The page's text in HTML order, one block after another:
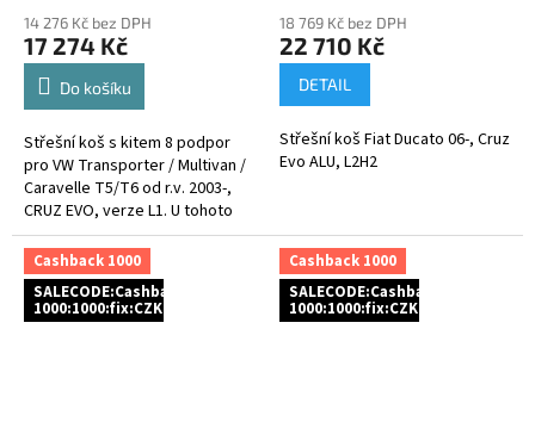
platbu předem
14 276 Kč bez DPH
17 274 Kč
Do košíku
Střešní koš s kitem 8 podpor
pro VW Transporter / Multivan /
Caravelle T5/T6 od r.v. 2003-,
CRUZ EVO, verze L1. U tohoto
produktu nabízíme
1.000Kč cashback za platbu...
18 769 Kč bez DPH
22 710 Kč
DETAIL
Střešní koš Fiat Ducato 06-, Cruz
Evo ALU, L2H2
Cashback 1000
SALECODE:Cashback
1000:1000:fix:CZK
Cashback 1000
SALECODE:Cashback
1000:1000:fix:CZK